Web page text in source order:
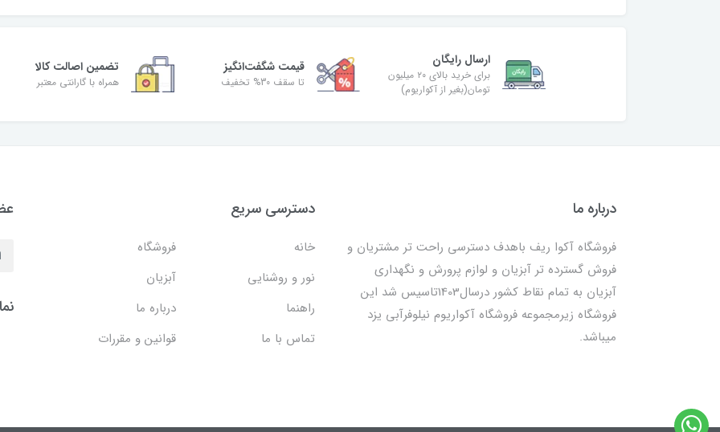
ارسال رایگان
برای خرید بالای ۲۰ میلیون
تومان(بغیر از آکواریوم)
قیمت شگفت‌انگیز
تا سقف 30% تخفیف
تضمین اصالت کالا
همراه با گارانتی معتبر
درباره ما
فروشگاه آکوا ریف باهدف دسترسی راحت تر مشتریان و
فروش گسترده تر آبزیان و لوازم پرورش و نگهداری
آبزیان به تمام نقاط کشور درسال1403تاسیس شد این
فروشگاه زیرمجموعه فروشگاه آکواریوم نیلوفرآبی یزد
میباشد.
دسترسی سریع
خانه
فروشگاه
نور و روشنایی
آبزیان
راهنما
درباره ما
تماس با ما
قوانین و مقررات